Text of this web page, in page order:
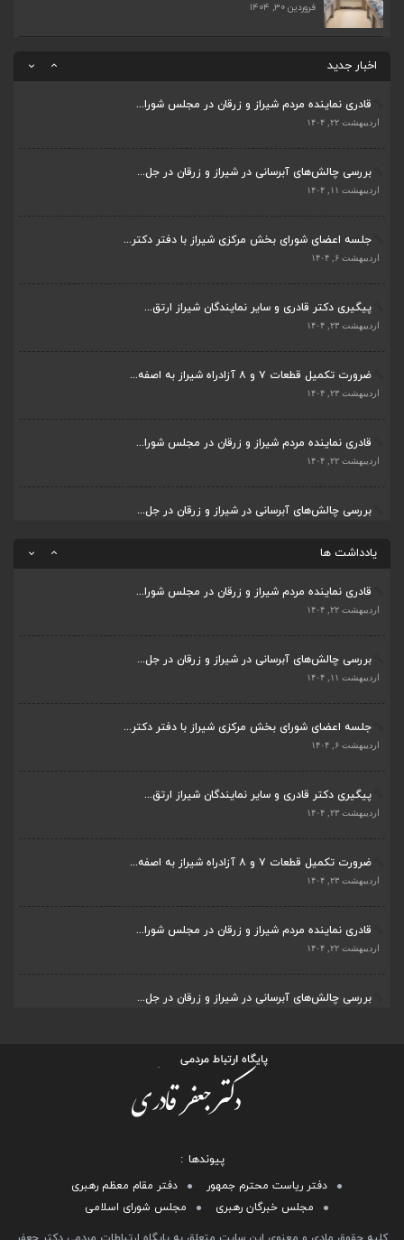
فروردین ۳۰, ۱۴۰۴
اخبار جدید
قادری نماینده مردم شیراز و زرقان در مجلس شورا...
اردیبهشت ۲۲, ۱۴۰۴
بررسی چالش‌های آبرسانی در شیراز و زرقان در جل...
اردیبهشت ۱۱, ۱۴۰۴
جلسه اعضای شورای بخش مرکزی شیراز با دفتر دکتر...
اردیبهشت ۶, ۱۴۰۴
پیگیری دکتر قادری و سایر نمایندگان شیراز ارتق...
اردیبهشت ۲۳, ۱۴۰۴
ضرورت تکمیل قطعات ۷ و ۸ آزادراه شیراز به اصفه...
اردیبهشت ۲۳, ۱۴۰۴
قادری نماینده مردم شیراز و زرقان در مجلس شورا...
اردیبهشت ۲۲, ۱۴۰۴
بررسی چالش‌های آبرسانی در شیراز و زرقان در جل...
یادداشت ها
ضرورت تکمیل قطعات ۷ و ۸ آزادراه شیراز به اصفه...
قادری نماینده مردم شیراز و زرقان در مجلس شورا...
بررسی چالش‌های آبرسانی در شیراز و زرقان در جل...
جلسه اعضای شورای بخش مرکزی شیراز با دفتر دکتر...
پیگیری دکتر قادری و سایر نمایندگان شیراز ارتق...
قادری نماینده مردم شیراز و زرقان در مجلس شورا...
اردیبهشت ۲۲, ۱۴۰۴
بررسی چالش‌های آبرسانی در شیراز و زرقان در جل...
اردیبهشت ۱۱, ۱۴۰۴
جلسه اعضای شورای بخش مرکزی شیراز با دفتر دکتر...
اردیبهشت ۶, ۱۴۰۴
پیگیری دکتر قادری و سایر نمایندگان شیراز ارتق...
اردیبهشت ۲۳, ۱۴۰۴
ضرورت تکمیل قطعات ۷ و ۸ آزادراه شیراز به اصفه...
اردیبهشت ۲۳, ۱۴۰۴
قادری نماینده مردم شیراز و زرقان در مجلس شورا...
اردیبهشت ۲۲, ۱۴۰۴
بررسی چالش‌های آبرسانی در شیراز و زرقان در جل...
پیوندها
دفتر ریاست محترم جمهور
دفتر مقام معظم رهبری
مجلس خبرگان رهبری
مجلس شورای اسلامی